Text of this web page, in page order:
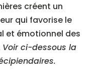
créent un
qui favorise le
et émotionnel des
Voir ci-dessous la